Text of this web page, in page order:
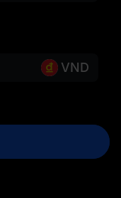
VND